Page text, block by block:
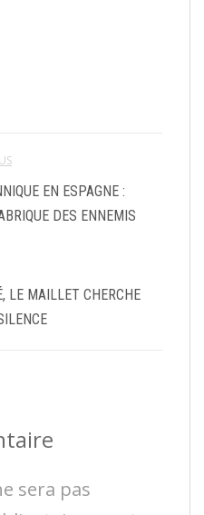
EN ESPAGNE :
DES ENNEMIS
LE MAILLET CHERCHE
sera pas